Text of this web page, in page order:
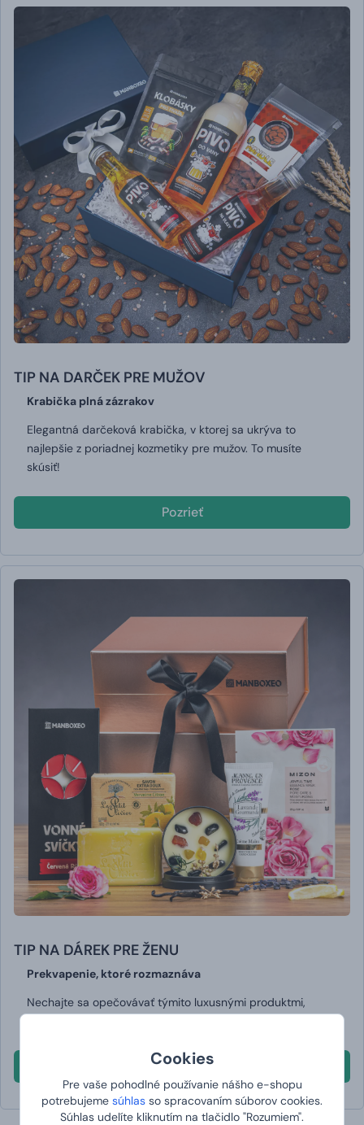
Cookies
Pre vaše pohodlné používanie nášho e-shopu
potrebujeme súhlas so spracovaním súborov cookies.
Súhlas udelíte kliknutím na tlačidlo "Rozumiem".
TIP NA DARČEK PRE MUŽOV
Krabička plná zázrakov
Elegantná darčeková krabička, v ktorej sa ukrýva to
najlepšie z poriadnej kozmetiky pre mužov. To musíte
skúsiť!
Pozrieť
TIP NA DÁREK PRE ŽENU
Prekvapenie, ktoré rozmaznáva
Nechajte sa opečovávať týmito luxusnými produktmi,
Pozrieť